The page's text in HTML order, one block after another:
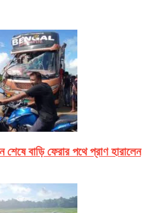
শেষে বাড়ি ফেরার পথে প্রাণ হারালেন